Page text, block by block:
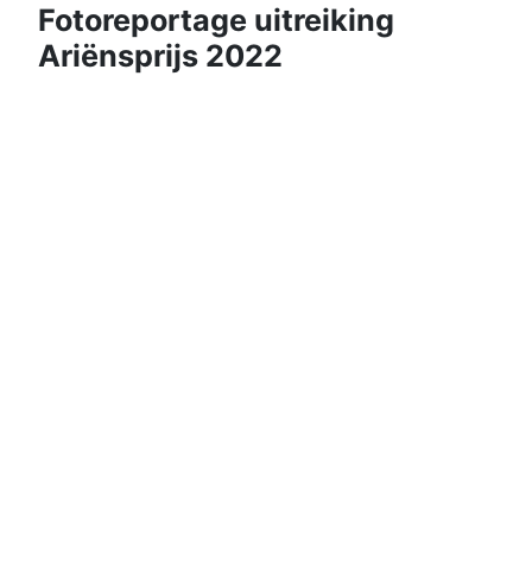
Fotoreportage uitreiking
Ariënsprijs 2022